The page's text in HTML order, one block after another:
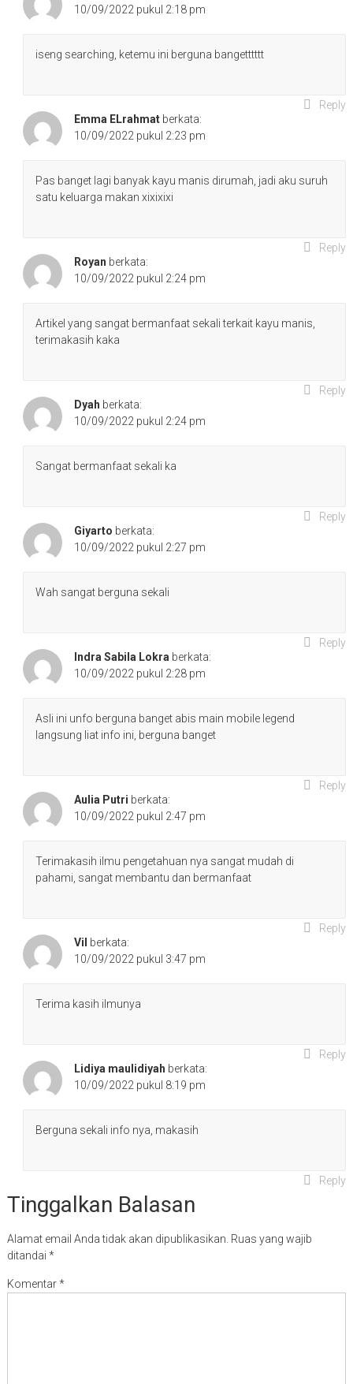
10/09/2022 pukul 2:18 pm
iseng searching, ketemu ini berguna bangetttttt
Reply
Emma ELrahmat berkata:
10/09/2022 pukul 2:23 pm
Pas banget lagi banyak kayu manis dirumah, jadi aku suruh
satu keluarga makan xixixixi
Reply
Royan berkata:
10/09/2022 pukul 2:24 pm
Artikel yang sangat bermanfaat sekali terkait kayu manis,
terimakasih kaka
Reply
Dyah berkata:
10/09/2022 pukul 2:24 pm
Sangat bermanfaat sekali ka
Reply
Giyarto berkata:
10/09/2022 pukul 2:27 pm
Wah sangat berguna sekali
Reply
Indra Sabila Lokra berkata:
10/09/2022 pukul 2:28 pm
Asli ini unfo berguna banget abis main mobile legend
langsung liat info ini, berguna banget
Reply
Aulia Putri berkata:
10/09/2022 pukul 2:47 pm
Terimakasih ilmu pengetahuan nya sangat mudah di
pahami, sangat membantu dan bermanfaat
Reply
Vil berkata:
10/09/2022 pukul 3:47 pm
Terima kasih ilmunya
Reply
Lidiya maulidiyah berkata:
10/09/2022 pukul 8:19 pm
Berguna sekali info nya, makasih
Reply
Tinggalkan Balasan
Alamat email Anda tidak akan dipublikasikan. Ruas yang wajib
ditandai *
Komentar*